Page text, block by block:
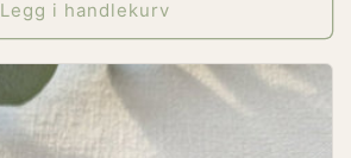
Legg i handlekurv